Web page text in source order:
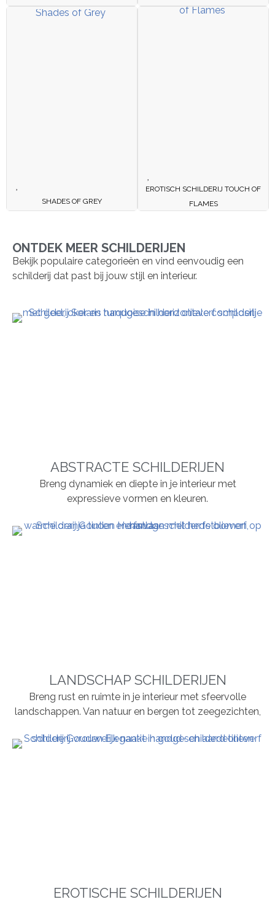
SHADES OF GREY
EROTISCH SCHILDERIJ TOUCH OF
FLAMES
ONTDEK MEER SCHILDERIJEN
Bekijk populaire categorieën en vind eenvoudig een
schilderij dat past bij jouw stijl en interieur.
ABSTRACTE SCHILDERIJEN
Breng dynamiek en diepte in je interieur met
expressieve vormen en kleuren.
LANDSCHAP SCHILDERIJEN
Breng rust en ruimte in je interieur met sfeervolle
landschappen. Van natuur en bergen tot zeegezichten,
EROTISCHE SCHILDERIJEN